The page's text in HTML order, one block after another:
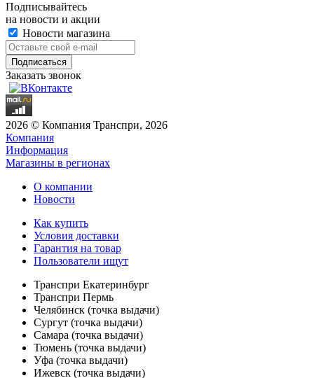
Подписывайтесь
на новости и акции
Новости магазина
Заказать звонок
2026 © Компания Транспри, 2026
Компания
Информация
Магазины в регионах
О компании
Новости
Как купить
Условия доставки
Гарантия на товар
Пользователи ищут
Транспри Екатеринбург
Транспри Пермь
Челябинск (точка выдачи)
Сургут (точка выдачи)
Самара (точка выдачи)
Тюмень (точка выдачи)
Уфа (точка выдачи)
Ижевск (точка выдачи)